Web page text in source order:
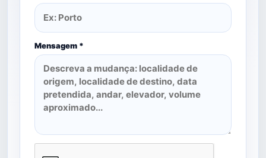
Mensagem *